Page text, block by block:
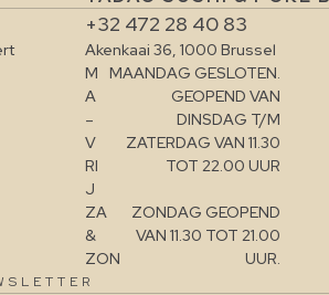
+32 472 28 40 83
Akenkaai 36, 1000 Brussel
M
A
–
V
RI
J
MAANDAG GESLOTEN.
GEOPEND VAN
DINSDAG T/M
ZATERDAG VAN 11.30
TOT 22.00 UUR
ZA
&
ZON
ZONDAG GEOPEND
VAN 11.30 TOT 21.00
UUR.